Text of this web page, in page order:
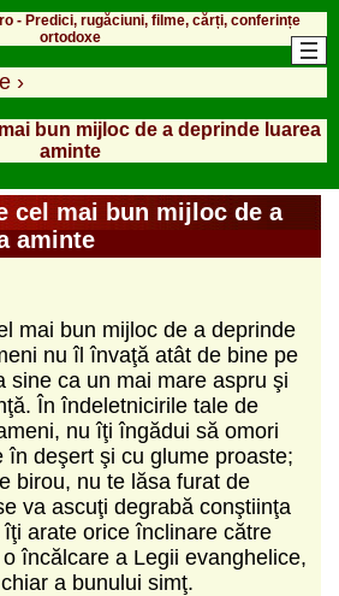
- Predici, rugăciuni, filme, cărți, conferințe
ortodoxe
›
bun mijloc de a deprinde luarea
aminte
cel mai bun mijloc de a
aminte
mai bun mijloc de a deprinde
nu îl învaţă atât de bine pe
sine ca un mai mare aspru şi
În îndeletnicirile tale de
nu îţi îngădui să omori
în deşert şi cu glume proaste;
birou, nu te lăsa furat de
va ascuţi degrabă conştiinţa
arate orice înclinare către
încălcare a Legii evanghelice,
a bunului simţ.